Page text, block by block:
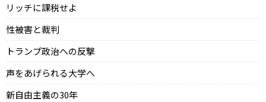
リッチに課税せよ
性被害と裁判
トランプ政治への反撃
声をあげられる大学へ
新自由主義の30年